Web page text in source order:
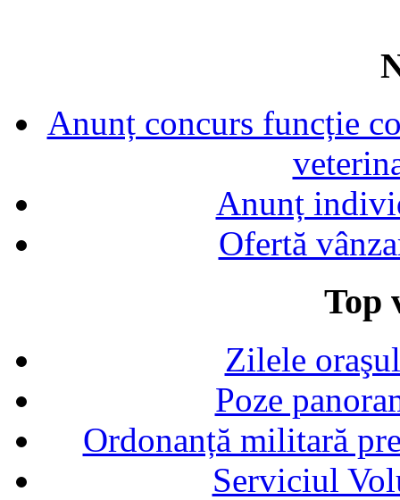
Anunț concurs funcție
Anunț
Ofertă
Top
Zilele
Poze
Ordonanță militară
Serviciul